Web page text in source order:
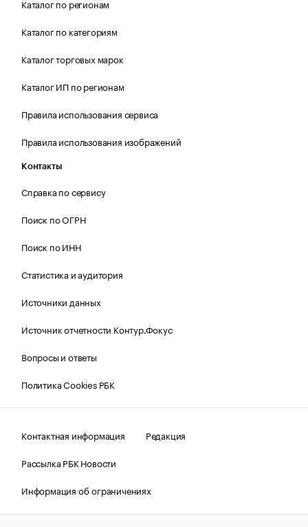
Каталог по регионам
Каталог по категориям
Каталог торговых марок
Каталог ИП по регионам
Правила использования сервиса
Правила использования изображений
Контакты
Справка по сервису
Поиск по ОГРН
Поиск по ИНН
Статистика и аудитория
Источники данных
Источник отчетности Контур.Фокус
Вопросы и ответы
Политика Cookies РБК
Контактная информация
Редакция
Рассылка РБК Новости
Информация об ограничениях
Правовая информация
О соблюдении авторских прав